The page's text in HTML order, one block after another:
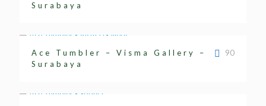
Surabaya
Ace Tumbler – Visma Gallery –
Surabaya
90